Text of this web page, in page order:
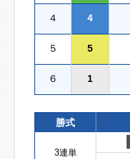
４ 4
５ 5
６ 1
勝式
3連単